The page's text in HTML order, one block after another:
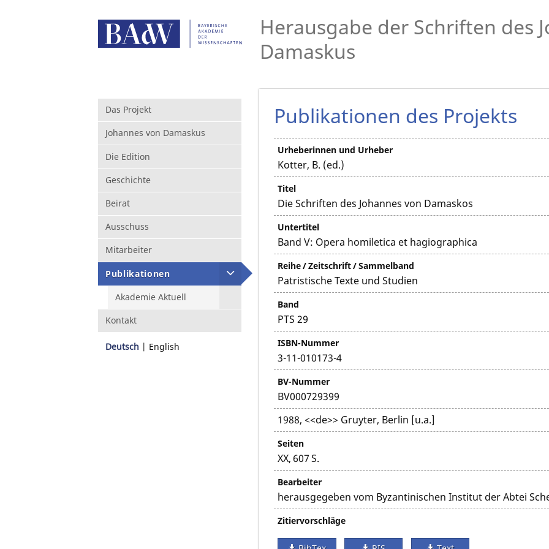
Herausgabe der Schriften des
Damaskus
Das Projekt
Johannes von Damaskus
Die Edition
Geschichte
Beirat
Ausschuss
Mitarbeiter
Publikationen
Akademie Aktuell
Kontakt
Deutsch English
Publikationen des Projekts
Urheberinnen und Urheber
Kotter, B. (ed.)
Titel
Die Schriften des Johannes von Damaskos
Untertitel
Band V: Opera homiletica et hagiographica
Reihe / Zeitschrift / Sammelband
Patristische Texte und Studien
Band
PTS 29
ISBN-Nummer
3-11-010173-4
BV-Nummer
BV000729399
1988, <<de>> Gruyter, Berlin [u.a.]
Seiten
XX, 607 S.
Bearbeiter
herausgegeben vom Byzantinischen Institut der Abtei
Zitiervorschläge